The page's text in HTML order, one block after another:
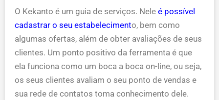
O Kekanto é um guia de serviços. Nele é possível
cadastrar o seu estabelecimento, bem como
algumas ofertas, além de obter avaliações de seus
clientes. Um ponto positivo da ferramenta é que
ela funciona como um boca a boca on-line, ou seja,
os seus clientes avaliam o seu ponto de vendas e
sua rede de contatos toma conhecimento dele.